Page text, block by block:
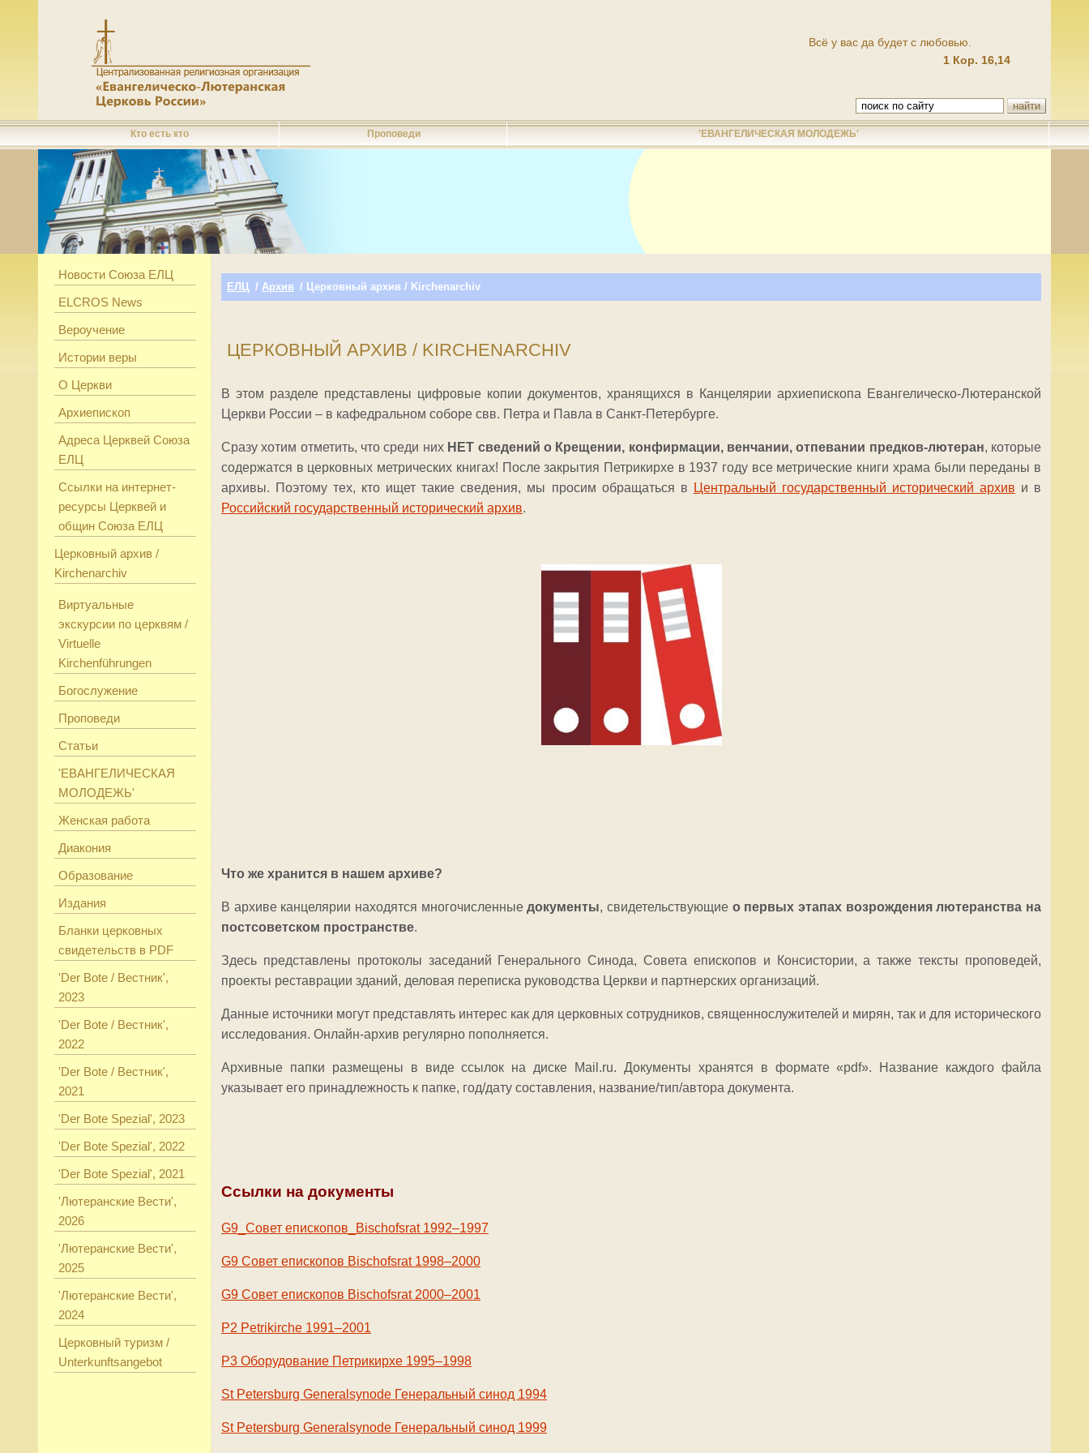
Всё у вас да будет с любовью.
1 Кор. 16,14
Кто есть кто Проповеди 'ЕВАНГЕЛИЧЕСКАЯ МОЛОДЕЖЬ'
Новости Союза ЕЛЦ
ELCROS News
Вероучение
Истории веры
О Церкви
Архиепископ
Адреса Церквей Союза
ЕЛЦ
Ссылки на интернет-
ресурсы Церквей и
общин Союза ЕЛЦ
Церковный архив /
Kirchenarchiv
Виртуальные
экскурсии по церквям /
Virtuelle
Kirchenführungen
Богослужение
Проповеди
Статьи
'ЕВАНГЕЛИЧЕСКАЯ
МОЛОДЕЖЬ'
Женская работа
Диакония
Образование
Издания
Бланки церковных
свидетельств в PDF
'Der Bote / Вестник',
2023
'Der Bote / Вестник',
2022
'Der Bote / Вестник',
2021
'Der Bote Spezial', 2023
'Der Bote Spezial', 2022
'Der Bote Spezial', 2021
'Лютеранские Вести',
2026
'Лютеранские Вести',
2025
'Лютеранские Вести',
2024
Церковный туризм /
Unterkunftsangebot
ЕЛЦ / Архив / Церковный архив / Kirchenarchiv
ЦЕРКОВНЫЙ АРХИВ / KIRCHENARCHIV
В этом разделе представлены цифровые копии документов, хранящихся в Канцелярии архиепископа Евангелическо-Лютеранской
Церкви России – в кафедральном соборе свв. Петра и Павла в Санкт-Петербурге.
Сразу хотим отметить, что среди них НЕТ сведений о Крещении, конфирмации, венчании, отпевании предков-лютеран, которые
содержатся в церковных метрических книгах! После закрытия Петрикирхе в 1937 году все метрические книги храма были переданы в
архивы. Поэтому тех, кто ищет такие сведения, мы просим обращаться в
Центральный государственный исторический архив и в
Российский государственный исторический архив.
Что же хранится в нашем архиве?
В архиве канцелярии находятся многочисленныедокументы, свидетельствующие о первых этапах возрождения лютеранства на
постсоветском пространстве.
Здесь представлены протоколы заседаний Генерального Синода, Совета епископов и Консистории, а также тексты проповедей,
проекты реставрации зданий, деловая переписка руководства Церкви и партнерских организаций.
Данные источники могут представлять интерес как для церковных сотрудников, священнослужителей и мирян, так и для исторического
исследования. Онлайн-архив регулярно пополняется.
Архивные папки размещены в виде ссылок на диске Mail.ru. Документы хранятся в формате «pdf». Название каждого файла
указывает его принадлежность к папке, год/дату составления, название/тип/автора документа.
Ссылки на документы
G9_Совет епископов_Bischofsrat 1992–1997
G9 Совет епископов Bischofsrat 1998–2000
G9 Совет епископов Bischofsrat 2000–2001
P2 Petrikirche 1991–2001
P3 Оборудование Петрикирхе 1995–1998
St Petersburg Generalsynode Генеральный синод 1994
St Petersburg Generalsynode Генеральный синод 1999